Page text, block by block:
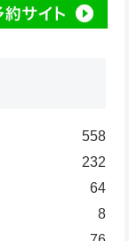
558
232
64
8